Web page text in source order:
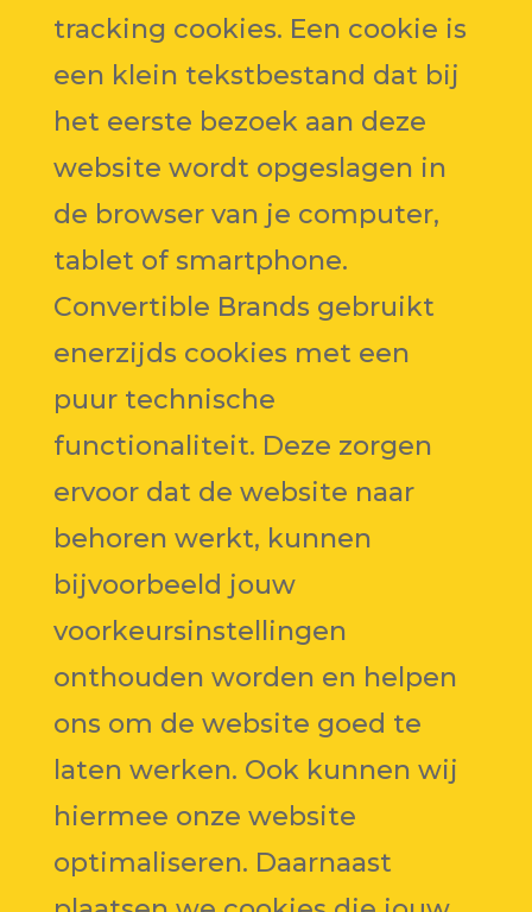
tracking cookies. Een cookie is
een klein tekstbestand dat bij
het eerste bezoek aan deze
website wordt opgeslagen in
de browser van je computer,
tablet of smartphone.
Convertible Brands gebruikt
enerzijds cookies met een
puur technische
functionaliteit. Deze zorgen
ervoor dat de website naar
behoren werkt, kunnen
bijvoorbeeld jouw
voorkeursinstellingen
onthouden worden en helpen
ons om de website goed te
laten werken. Ook kunnen wij
hiermee onze website
optimaliseren. Daarnaast